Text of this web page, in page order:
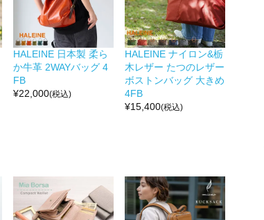
HALEINE 日本製 柔ら
か牛革 2WAYバッグ 4
FB
¥22,000(税込)
HALEINE ナイロン&栃
木レザー たつのレザー
ボストンバッグ 大きめ
4FB
¥15,400(税込)